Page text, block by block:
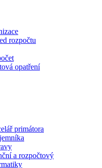
rozpočtu
opatření
primátora
a rozpočtový